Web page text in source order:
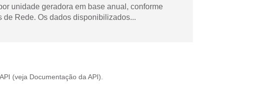
unidade geradora em base anual, conforme
Rede. Os dados disponibilizados...
API (veja Documentação da API ).